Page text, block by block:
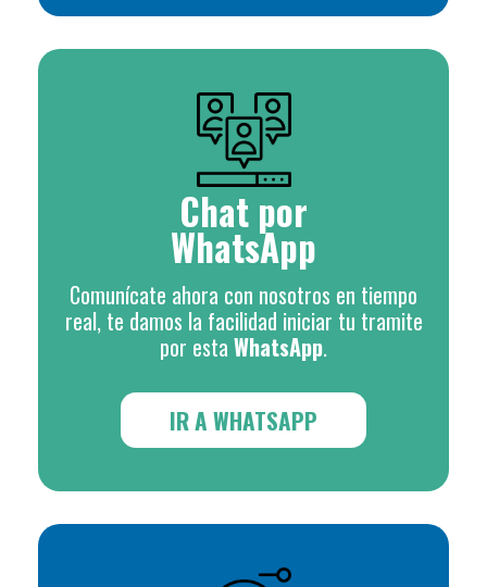
Chat por
WhatsApp
Comunícate ahora con nosotros en tiempo
real, te damos la facilidad iniciar tu tramite
por esta WhatsApp.
IR A WHATSAPP